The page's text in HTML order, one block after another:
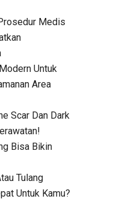
Medis
Untuk
Area
Scar Dan Dark
Bisa Bikin
Tulang
Untuk Kamu?